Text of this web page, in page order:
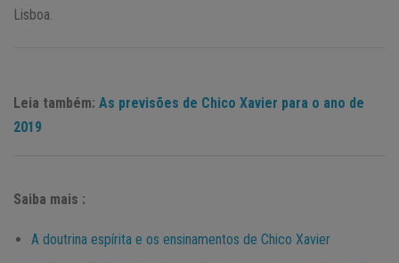
Lisboa.
Leia também: As previsões de Chico Xavier para o ano de
2019
Saiba mais :
A doutrina espírita e os ensinamentos de Chico Xavier